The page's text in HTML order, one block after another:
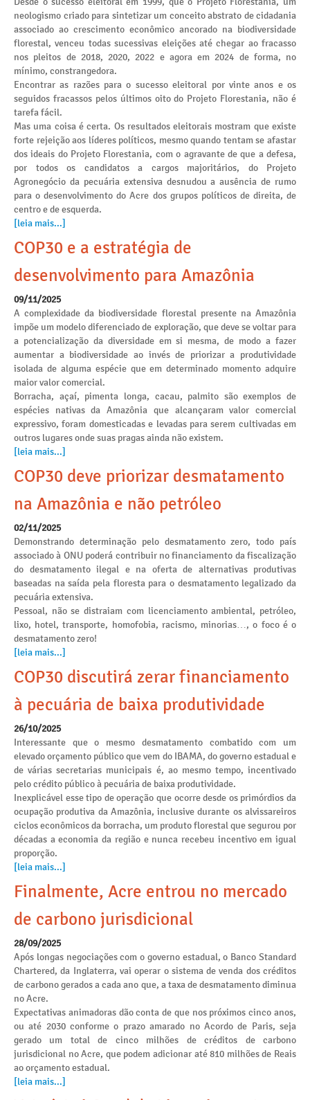
neologismo criado para sintetizar um conceito abstrato de cidadania
associado ao crescimento econômico ancorado na biodiversidade
florestal, venceu todas sucessivas eleições até chegar ao fracasso
nos pleitos de 2018, 2020, 2022 e agora em 2024 de forma, no
mínimo, constrangedora.
Encontrar as razões para o sucesso eleitoral por vinte anos e os
seguidos fracassos pelos últimos oito do Projeto Florestania, não é
tarefa fácil.
Mas uma coisa é certa. Os resultados eleitorais mostram que existe
forte rejeição aos líderes políticos, mesmo quando tentam se afastar
dos ideais do Projeto Florestania, com o agravante de que a defesa,
por todos os candidatos a cargos majoritários, do Projeto
Agronegócio da pecuária extensiva desnudou a ausência de rumo
para o desenvolvimento do Acre dos grupos políticos de direita, de
centro e de esquerda.
[leia mais...]
COP30 e a estratégia de
desenvolvimento para Amazônia
09/11/2025
A complexidade da biodiversidade florestal presente na Amazônia
impõe um modelo diferenciado de exploração, que deve se voltar para
a potencialização da diversidade em si mesma, de modo a fazer
aumentar a biodiversidade ao invés de priorizar a produtividade
isolada de alguma espécie que em determinado momento adquire
maior valor comercial.
Borracha, açaí, pimenta longa, cacau, palmito são exemplos de
espécies nativas da Amazônia que alcançaram valor comercial
expressivo, foram domesticadas e levadas para serem cultivadas em
outros lugares onde suas pragas ainda não existem.
[leia mais...]
COP30 deve priorizar desmatamento
na Amazônia e não petróleo
02/11/2025
Demonstrando determinação pelo desmatamento zero, todo país
associado à ONU poderá contribuir no financiamento da fiscalização
do desmatamento ilegal e na oferta de alternativas produtivas
baseadas na saída pela floresta para o desmatamento legalizado da
pecuária extensiva.
Pessoal, não se distraiam com licenciamento ambiental, petróleo,
lixo, hotel, transporte, homofobia, racismo, minorias…, o foco é o
desmatamento zero!
[leia mais...]
COP30 discutirá zerar financiamento
à pecuária de baixa produtividade
26/10/2025
Interessante que o mesmo desmatamento combatido com um
elevado orçamento público que vem do IBAMA, do governo estadual e
de várias secretarias municipais é, ao mesmo tempo, incentivado
pelo crédito público à pecuária de baixa produtividade.
Inexplicável esse tipo de operação que ocorre desde os primórdios da
ocupação produtiva da Amazônia, inclusive durante os alvissareiros
ciclos econômicos da borracha, um produto florestal que segurou por
décadas a economia da região e nunca recebeu incentivo em igual
proporção.
[leia mais...]
Finalmente, Acre entrou no mercado
de carbono jurisdicional
28/09/2025
Após longas negociações com o governo estadual, o Banco Standard
Chartered, da Inglaterra, vai operar o sistema de venda dos créditos
de carbono gerados a cada ano que, a taxa de desmatamento diminua
no Acre.
Expectativas animadoras dão conta de que nos próximos cinco anos,
ou até 2030 conforme o prazo amarado no Acordo de Paris, seja
gerado um total de cinco milhões de créditos de carbono
jurisdicional no Acre, que podem adicionar até 810 milhões de Reais
ao orçamento estadual.
[leia mais...]